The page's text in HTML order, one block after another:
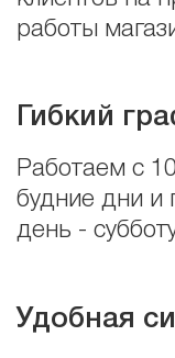
работы
Гибкий
Работаем с
будние дни и
день -
Удобная